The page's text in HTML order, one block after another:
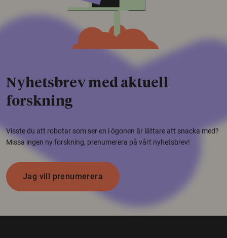
Nyhetsbrev med aktuell
forskning
Visste du att robotar som ser en i ögonen är lättare att snacka med?
Missa ingen ny forskning, prenumerera på vårt nyhetsbrev!
Jag vill prenumerera